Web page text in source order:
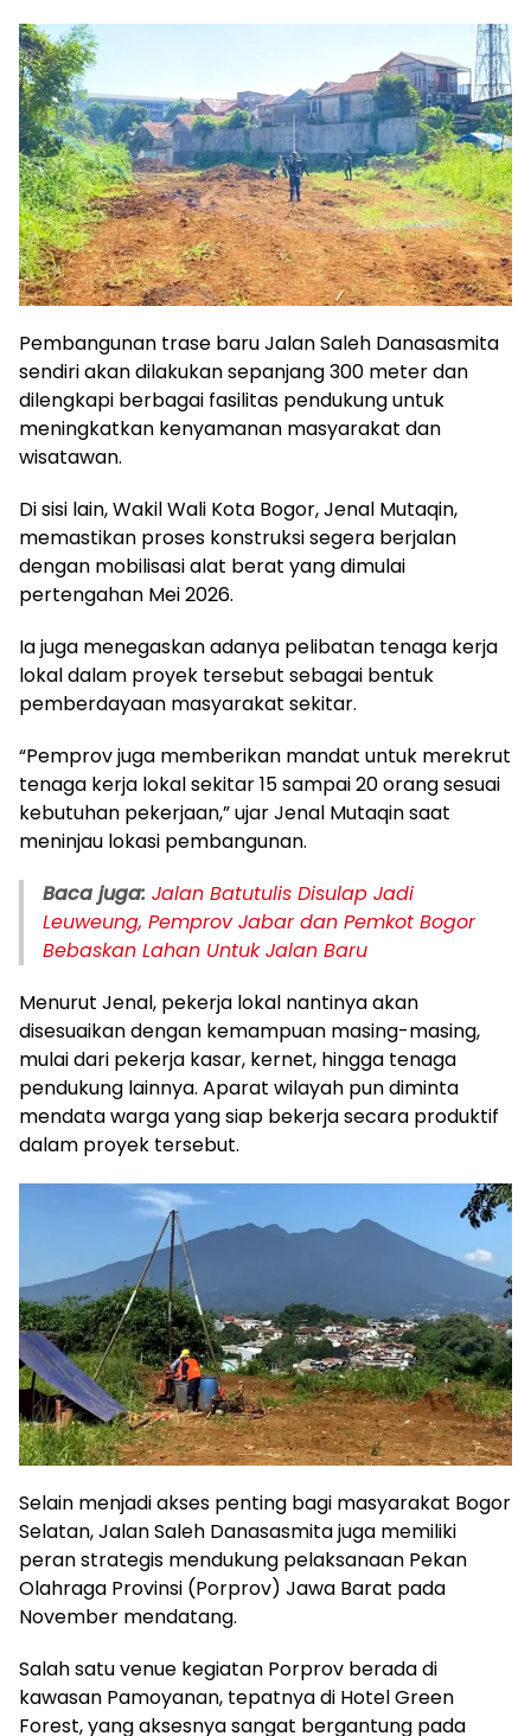
Pembangunan trase baru Jalan Saleh Danasasmita
sendiri akan dilakukan sepanjang 300 meter dan
dilengkapi berbagai fasilitas pendukung untuk
meningkatkan kenyamanan masyarakat dan
wisatawan.
Di sisi lain, Wakil Wali Kota Bogor, Jenal Mutaqin,
memastikan proses konstruksi segera berjalan
dengan mobilisasi alat berat yang dimulai
pertengahan Mei 2026.
Ia juga menegaskan adanya pelibatan tenaga kerja
lokal dalam proyek tersebut sebagai bentuk
pemberdayaan masyarakat sekitar.
“Pemprov juga memberikan mandat untuk merekrut
tenaga kerja lokal sekitar 15 sampai 20 orang sesuai
kebutuhan pekerjaan,” ujar Jenal Mutaqin saat
meninjau lokasi pembangunan.
Baca juga: Jalan Batutulis Disulap Jadi
Leuweung, Pemprov Jabar dan Pemkot Bogor
Bebaskan Lahan Untuk Jalan Baru
Menurut Jenal, pekerja lokal nantinya akan
disesuaikan dengan kemampuan masing-masing,
mulai dari pekerja kasar, kernet, hingga tenaga
pendukung lainnya. Aparat wilayah pun diminta
mendata warga yang siap bekerja secara produktif
dalam proyek tersebut.
Selain menjadi akses penting bagi masyarakat Bogor
Selatan, Jalan Saleh Danasasmita juga memiliki
peran strategis mendukung pelaksanaan Pekan
Olahraga Provinsi (Porprov) Jawa Barat pada
November mendatang.
Salah satu venue kegiatan Porprov berada di
kawasan Pamoyanan, tepatnya di Hotel Green
Forest, yang aksesnya sangat bergantung pada